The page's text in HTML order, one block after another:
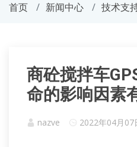
首页 新闻中心 技术支
商砼搅拌车
命的影响因素
nazve 2022年04月07